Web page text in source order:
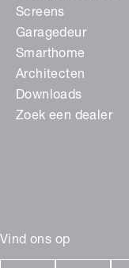
Vind ons op
Screens
Garagedeur
Smarthome
Architecten
Downloads
Zoek een dealer